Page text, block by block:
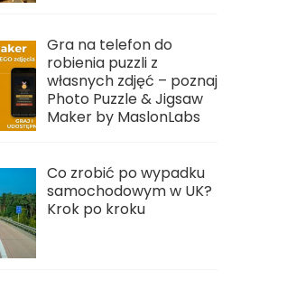
Gra na telefon do
robienia puzzli z
własnych zdjęć – poznaj
Photo Puzzle & Jigsaw
Maker by MaslonLabs
Co zrobić po wypadku
samochodowym w UK?
Krok po kroku